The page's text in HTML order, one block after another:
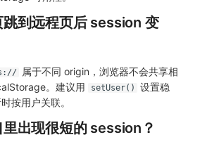
跳到远程页后 session 变
属于不同 origin，浏览器不会共享相
。建议用
setUser()
设置稳
按用户关联。
出现很短的 session？